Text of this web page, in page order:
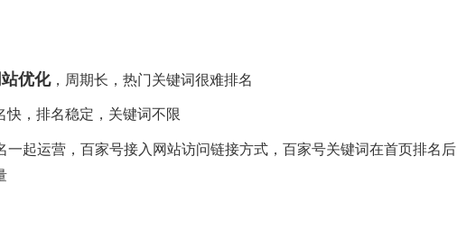
站优化，周期长，热门关键词很难排名
快，排名稳定，关键词不限
一起运营，百家号接入网站访问链接方式，百家号关键词在首页排名后